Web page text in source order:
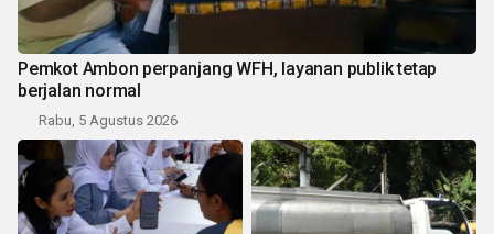
Pemkot Ambon perpanjang WFH, layanan publik tetap
berjalan normal
Rabu, 5 Agustus 2026